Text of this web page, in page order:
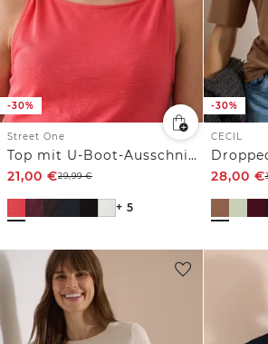
-30%
Street One
Top mit U-Boot-Ausschnitt und Schulterdetail
21,00 €29,99€
+ 5
-30%
CECIL
28,00 €